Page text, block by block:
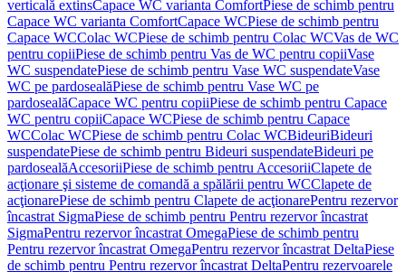
verticală extinsCapace WC varianta ComfortPiese de schimb pentru
Capace WC varianta ComfortCapace WCPiese de schimb pentru
Capace WCColac WCPiese de schimb pentru Colac WCVas de WC
pentru copiiPiese de schimb pentru Vas de WC pentru copiiVase
WC suspendatePiese de schimb pentru Vase WC suspendateVase
WC pe pardosealăPiese de schimb pentru Vase WC pe
pardosealăCapace WC pentru copiiPiese de schimb pentru Capace
WC pentru copiiCapace WCPiese de schimb pentru Capace
WCColac WCPiese de schimb pentru Colac WCBideuriBideuri
suspendatePiese de schimb pentru Bideuri suspendateBideuri pe
pardosealăAccesoriiPiese de schimb pentru AccesoriiClapete de
acţionare şi sisteme de comandă a spălării pentru WCClapete de
acţionarePiese de schimb pentru Clapete de acţionarePentru rezervor
încastrat SigmaPiese de schimb pentru Pentru rezervor încastrat
SigmaPentru rezervor încastrat OmegaPiese de schimb pentru
Pentru rezervor încastrat OmegaPentru rezervor încastrat DeltaPiese
de schimb pentru Pentru rezervor încastrat DeltaPentru rezervoarele